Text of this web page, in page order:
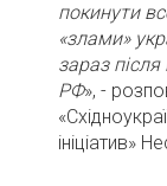
покинути
«злами»
зараз
РФ», -
ініціатив»